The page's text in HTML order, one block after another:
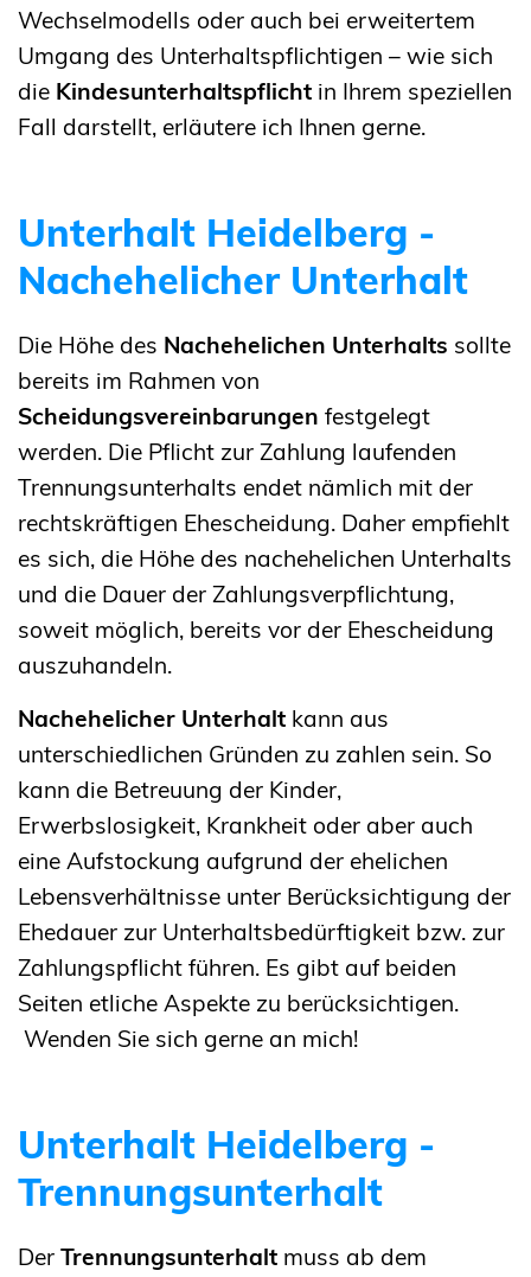
Wechselmodells oder auch bei erweitertem
Umgang des Unterhaltspflichtigen – wie sich
die Kindesunterhaltspflicht in Ihrem speziellen
Fall darstellt, erläutere ich Ihnen gerne.
Unterhalt Heidelberg -
Nachehelicher Unterhalt
Die Höhe des Nachehelichen Unterhalts sollte
bereits im Rahmen von
Scheidungsvereinbarungen festgelegt
werden. Die Pflicht zur Zahlung laufenden
Trennungsunterhalts endet nämlich mit der
rechtskräftigen Ehescheidung. Daher empfiehlt
es sich, die Höhe des nachehelichen Unterhalts
und die Dauer der Zahlungsverpflichtung,
soweit möglich, bereits vor der Ehescheidung
auszuhandeln.
Nachehelicher Unterhalt kann aus
unterschiedlichen Gründen zu zahlen sein. So
kann die Betreuung der Kinder,
Erwerbslosigkeit, Krankheit oder aber auch
eine Aufstockung aufgrund der ehelichen
Lebensverhältnisse unter Berücksichtigung der
Ehedauer zur Unterhaltsbedürftigkeit bzw. zur
Zahlungspflicht führen. Es gibt auf beiden
Seiten etliche Aspekte zu berücksichtigen.
Wenden Sie sich gerne an mich!
Unterhalt Heidelberg -
Trennungsunterhalt
Der Trennungsunterhalt muss ab dem